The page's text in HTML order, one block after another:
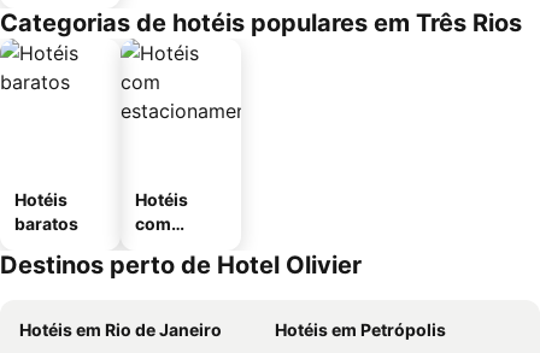
Categorias de hotéis populares em Três Rios
Hotéis
baratos
Hotéis
com
mento
Destinos perto de Hotel Olivier
Hotéis em Rio de Janeiro
Hotéis em Petrópolis